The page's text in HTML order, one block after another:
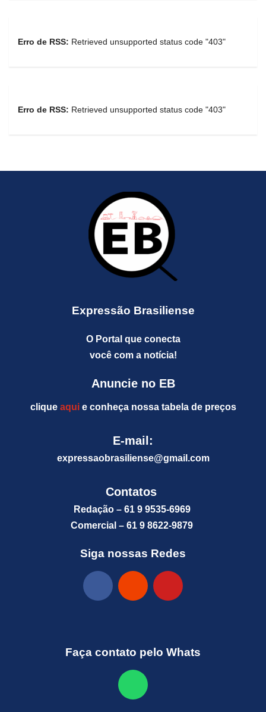
Erro de RSS: Retrieved unsupported status code "403"
Erro de RSS: Retrieved unsupported status code "403"
Expressão Brasiliense
O Portal que conecta
você com a notícia!
Anuncie no EB
clique aquie conheça nossa tabela de preços
E-mail:
expressaobrasiliense@gmail.com
Contatos
Redação – 61 9 9535-6969
Comercial – 61 9 8622-9879
Siga nossas Redes
Faça contato pelo Whats